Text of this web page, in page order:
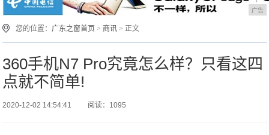
广告
您的位置： 广东之窗首页 > 商讯 > 正文
360手机N7 Pro究竟怎么样？只看这四
点就不简单!
2020-12-02 14:54:41 阅读：1095